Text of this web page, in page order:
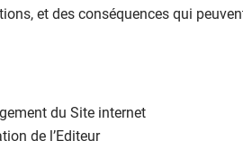
et des conséquences qui
du Site internet
de l’Editeur